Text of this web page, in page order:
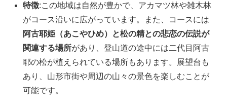
特徴:この地域は自然が豊かで、アカマツ林や雑木林
がコース沿いに広がっています。また、コースには
阿古耶姫（あこやひめ）と松の精との悲恋の伝説が
関連する場所があり、登山道の途中には二代目阿古
耶の松が植えられている場所もあります。展望台も
あり、山形市街や周辺の山々の景色を楽しむことが
可能です。